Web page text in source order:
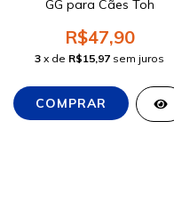
GG para Cães Toh
R$47,90
3 x de R$15,97 sem juros